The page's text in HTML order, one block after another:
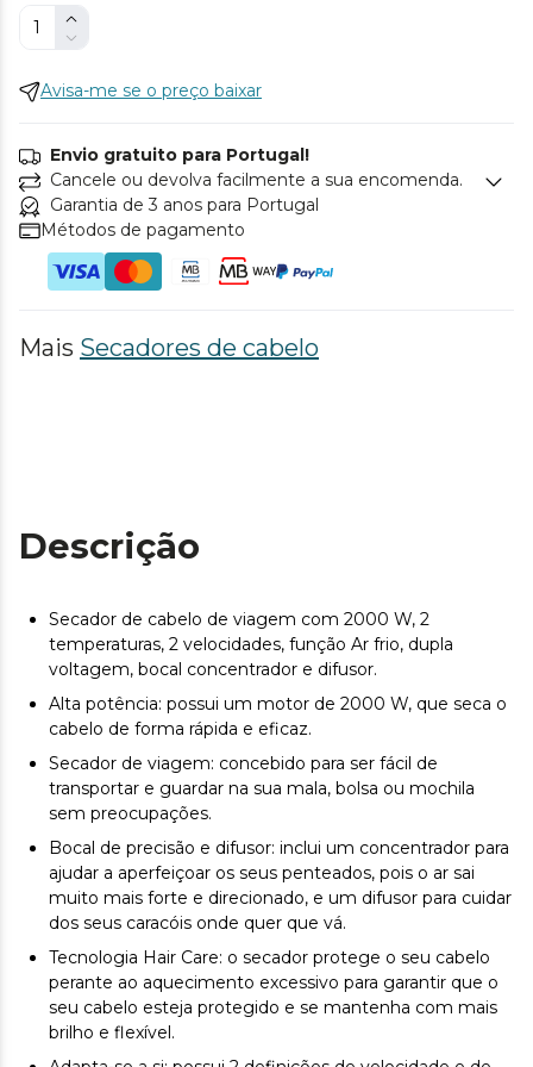
Avisa-me se o preço baixar
Envio gratuito para Portugal!
Cancele ou devolva facilmente a sua encomenda.
Garantia de 3 anos para Portugal
Métodos de pagamento
Mais Secadores de cabelo
Descrição
Secador de cabelo de viagem com 2000 W, 2
temperaturas, 2 velocidades, função Ar frio, dupla
voltagem, bocal concentrador e difusor.
Alta potência: possui um motor de 2000 W, que seca o
cabelo de forma rápida e eficaz.
Secador de viagem: concebido para ser fácil de
transportar e guardar na sua mala, bolsa ou mochila
sem preocupações.
Bocal de precisão e difusor: inclui um concentrador para
ajudar a aperfeiçoar os seus penteados, pois o ar sai
muito mais forte e direcionado, e um difusor para cuidar
dos seus caracóis onde quer que vá.
Tecnologia Hair Care: o secador protege o seu cabelo
perante ao aquecimento excessivo para garantir que o
seu cabelo esteja protegido e se mantenha com mais
brilho e flexível.